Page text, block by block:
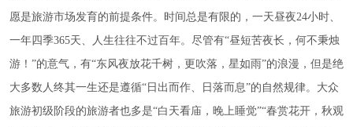
愿是旅游市场发育的前提条件。时间总是有限的，一天昼夜24小时、
一年四季365天、人生往往不过百年。尽管有“昼短苦夜长，何不秉烛
游！”的意气，有“东风夜放花千树，更吹落，星如雨”的浪漫，但是绝
大多数人终其一生还是遵循“日出而作、日落而息”的自然规律。大众
旅游初级阶段的旅游者也多是“白天看庙，晚上睡觉”“春赏花开，秋观